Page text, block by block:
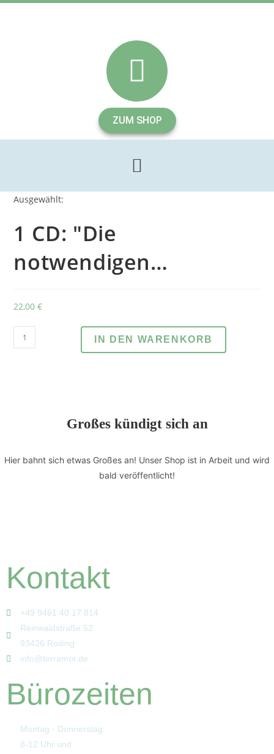
ZUM SHOP
Ausgewählt:
1 CD: "Die
notwendigen…
22,00€
IN DEN WARENKORB
Großes kündigt sich an
Hier bahnt sich etwas Großes an! Unser Shop ist in Arbeit und wird
bald veröffentlicht!
Kontakt
+49 9461 40 17 814
Reinwaldstraße 52
93426 Roding
info@terramor.de
Bürozeiten
Montag - Donnerstag:
8-12 Uhr und